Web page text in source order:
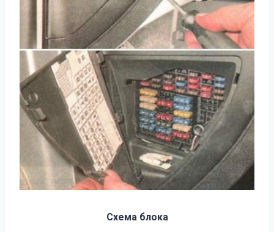
Схема блока